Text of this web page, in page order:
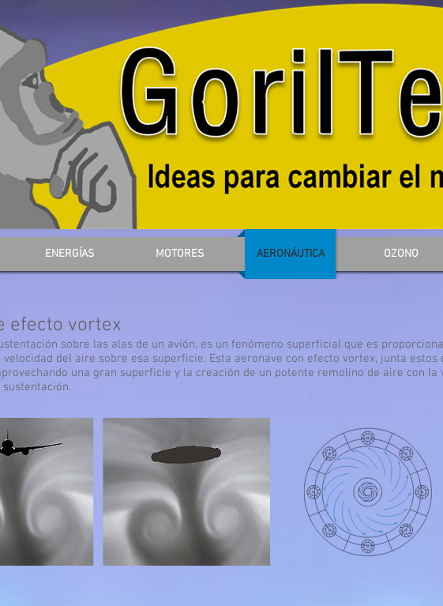
efecto vortex
sobre las alas de un avión, es un fenómeno superficial que es
velocidad del aire sobre esa superficie. Esta aeronave con efecto vortex, junta
una gran superficie y la creación de un potente remolino de aire con
ENERGÍAS MOTORES AERONÁUTICA OZONO